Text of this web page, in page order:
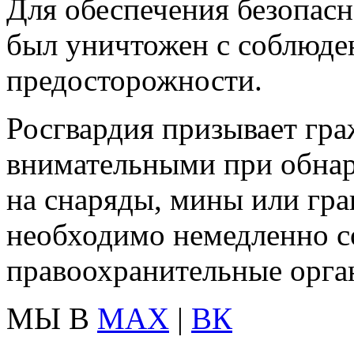
Для обеспечения
был уничтожен с
предосторожности.
Росгвардия призывает
внимательными при
на снаряды, мины или
необходимо немедленно
правоохранительные
МЫ В MAX | ВК